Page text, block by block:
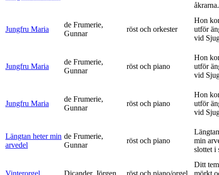
Jungfru Maria
de Frumerie,
Gunnar
röst och orkester
Hon
utför
vid
Jungfru Maria
de Frumerie,
Gunnar
röst och piano
Hon
utför
vid
Jungfru Maria
de Frumerie,
Gunnar
röst och piano
Hon
utför
vid
Längtan heter min
arvedel
de Frumerie,
Gunnar
röst och piano
min
slottet i
Vinterorgel Dicander, Jörgen röst och piano/orgel
Ditt
mörkt